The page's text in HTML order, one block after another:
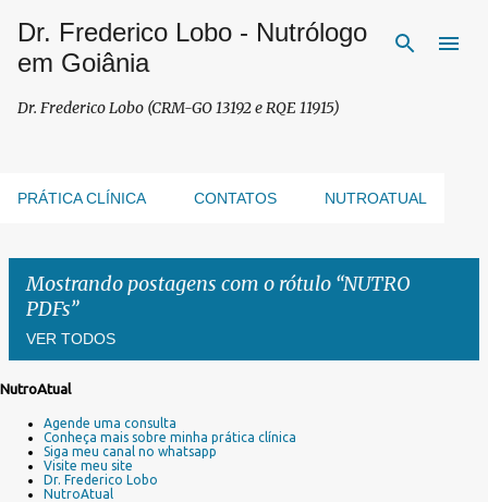
Pular para o conteúdo principal
Dr. Frederico Lobo - Nutrólogo
em Goiânia
Dr. Frederico Lobo (CRM-GO 13192 e RQE 11915)
PRÁTICA CLÍNICA CONTATOS NUTROATUAL
Mostrando postagens com o rótulo NUTRO
PDFs
VER TODOS
NutroAtual
Agende uma consulta
Conheça mais sobre minha prática clínica
Siga meu canal no whatsapp
Visite meu site
Dr. Frederico Lobo
NutroAtual